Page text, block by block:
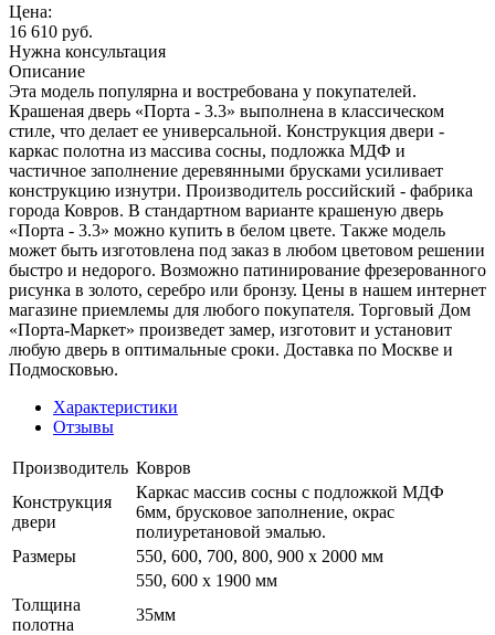
Цена:
16 610 руб.
Нужна консультация
Описание
Эта модель популярна и востребована у покупателей.
Крашеная дверь «Порта - 3.3» выполнена в классическом
стиле, что делает ее универсальной. Конструкция двери -
каркас полотна из массива сосны, подложка МДФ и
частичное заполнение деревянными брусками усиливает
конструкцию изнутри. Производитель российский - фабрика
города Ковров. В стандартном варианте крашеную дверь
«Порта - 3.3» можно купить в белом цвете. Также модель
может быть изготовлена под заказ в любом цветовом решении
быстро и недорого. Возможно патинирование фрезерованного
рисунка в золото, серебро или бронзу. Цены в нашем интернет
магазине приемлемы для любого покупателя. Торговый Дом
«Порта-Маркет» произведет замер, изготовит и установит
любую дверь в оптимальные сроки. Доставка по Москве и
Подмосковью.
Характеристики
Отзывы
Производитель Ковров
Конструкция
двери
Каркас массив сосны с подложкой МДФ
6мм, брусковое заполнение, окрас
полиуретановой эмалью.
Размеры
550, 600, 700, 800, 900 x 2000 мм
550, 600 х 1900 мм
Толщина
полотна
35мм